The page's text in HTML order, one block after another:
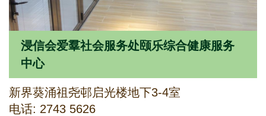
浸信会爱羣社会服务处颐乐综合健康服务
中心
新界葵涌祖尧邨启光楼地下3-4室
电话: 2743 5626